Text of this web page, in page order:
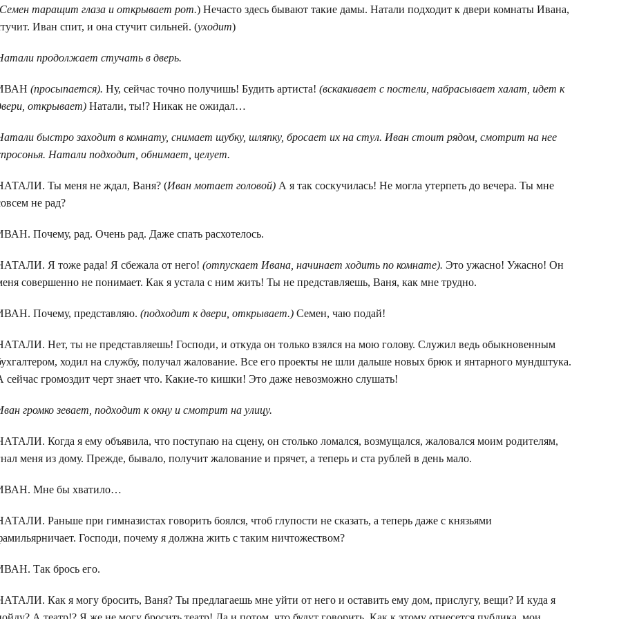
Семен таращит глаза и открывает рот.) Нечасто здесь бывают такие дамы. Натали подходит к двери комнаты Ивана,
Иван спит, и она стучит сильней. (уходит)
продолжает стучать в дверь.
(просыпается). Ну, сейчас точно получишь! Будить артиста!(вскакивает с постели, набрасывает халат, идет к
открывает)Натали, ты!? Никак не ожидал…
быстро заходит в комнату, снимает шубку, шляпку, бросает их на стул. Иван стоит рядом, смотрит на нее
Натали подходит, обнимает, целует.
Ты меня не ждал, Ваня? (Иван мотает головой) А я так соскучилась! Не могла утерпеть до вечера. Ты мне
не рад?
Почему, рад. Очень рад. Даже спать расхотелось.
Я тоже рада! Я сбежала от него!(отпускает Ивана, начинает ходить по комнате). Это ужасно! Ужасно! Он
совершенно не понимает. Как я устала с ним жить! Ты не представляешь, Ваня, как мне трудно.
Почему, представляю.(подходит к двери, открывает.)Семен, чаю подай!
Нет, ты не представляешь! Господи, и откуда он только взялся на мою голову. Служил ведь обыкновенным
ходил на службу, получал жалование. Все его проекты не шли дальше новых брюк и янтарного мундштука.
сейчас громоздит черт знает что. Какие-то кишки! Это даже невозможно слушать!
громко зевает, подходит к окну и смотрит на улицу.
Когда я ему объявила, что поступаю на сцену, он столько ломался, возмущался, жаловался моим родителям,
меня из дому. Прежде, бывало, получит жалование и прячет, а теперь и ста рублей в день мало.
Мне бы хватило…
Раньше при гимназистах говорить боялся, чтоб глупости не сказать, а теперь даже с князьями
Господи, почему я должна жить с таким ничтожеством?
Так брось его.
Как я могу бросить, Ваня? Ты предлагаешь мне уйти от него и оставить ему дом, прислугу, вещи? И куда я